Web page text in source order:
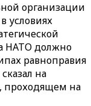
организации
условиях
НАТО должно
равноправия
на
проходящем на